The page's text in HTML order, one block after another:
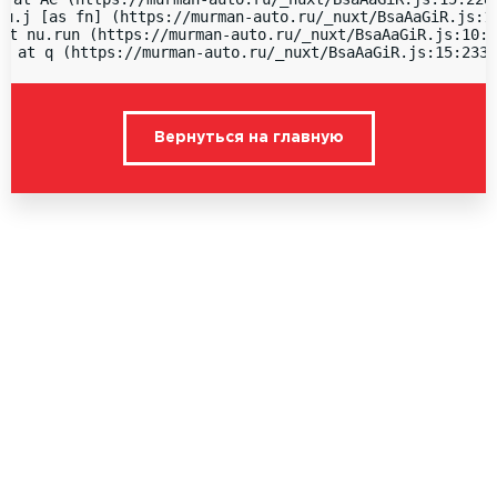
[as fn] (https://murman-auto.ru/_nuxt/
nu.run (https://murman-auto.ru/_nuxt/
at q (https://murman-auto.ru/_nuxt/
Вернуться на главную